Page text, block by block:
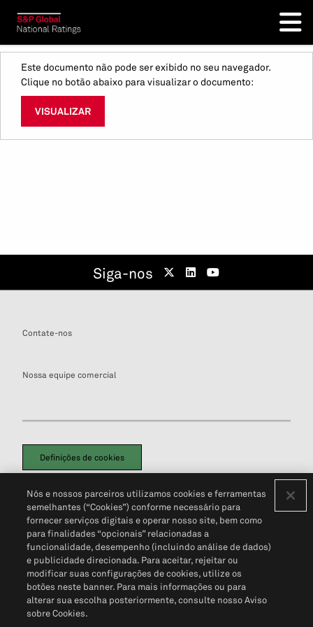
Este documento não pode ser exibido no seu navegador.
Clique no botão abaixo para visualizar o documento:
VISUALIZAR
Siga-nos
Contate-nos
Nossa equipe comercial
Definições de cookies
Política de PrivacidadePortal de privacidade do cliente (em inglês)
Não Venda Minhas Informações Pessoais© 2026 S&P Global
Nós e nossos parceiros utilizamos cookies e ferramentas
semelhantes (“Cookies”) conforme necessário para
fornecer serviços digitais e operar nosso site, bem como
para finalidades “opcionais” relacionadas a
funcionalidade, desempenho (incluindo análise de dados)
e publicidade direcionada. Para aceitar, rejeitar ou
modificar suas configurações de cookies, utilize os
botões neste banner. Para mais informações ou para
alterar sua escolha posteriormente, consulte nosso Aviso
sobre Cookies.